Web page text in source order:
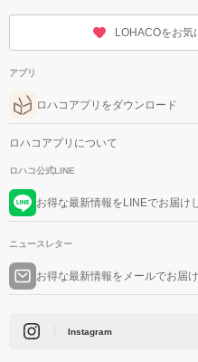
LOHACOをお気
アプリ
ロハコアプリをダウンロード
ロハコアプリについて
ロハコ公式LINE
お得な最新情報をLINEでお届け
ニュースレター
お得な最新情報をメールでお届
Instagram